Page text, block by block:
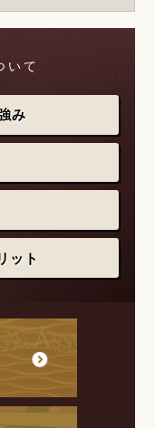
いて
み
ット